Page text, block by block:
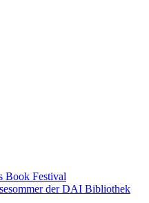
Book Festival
der DAI Bibliothek